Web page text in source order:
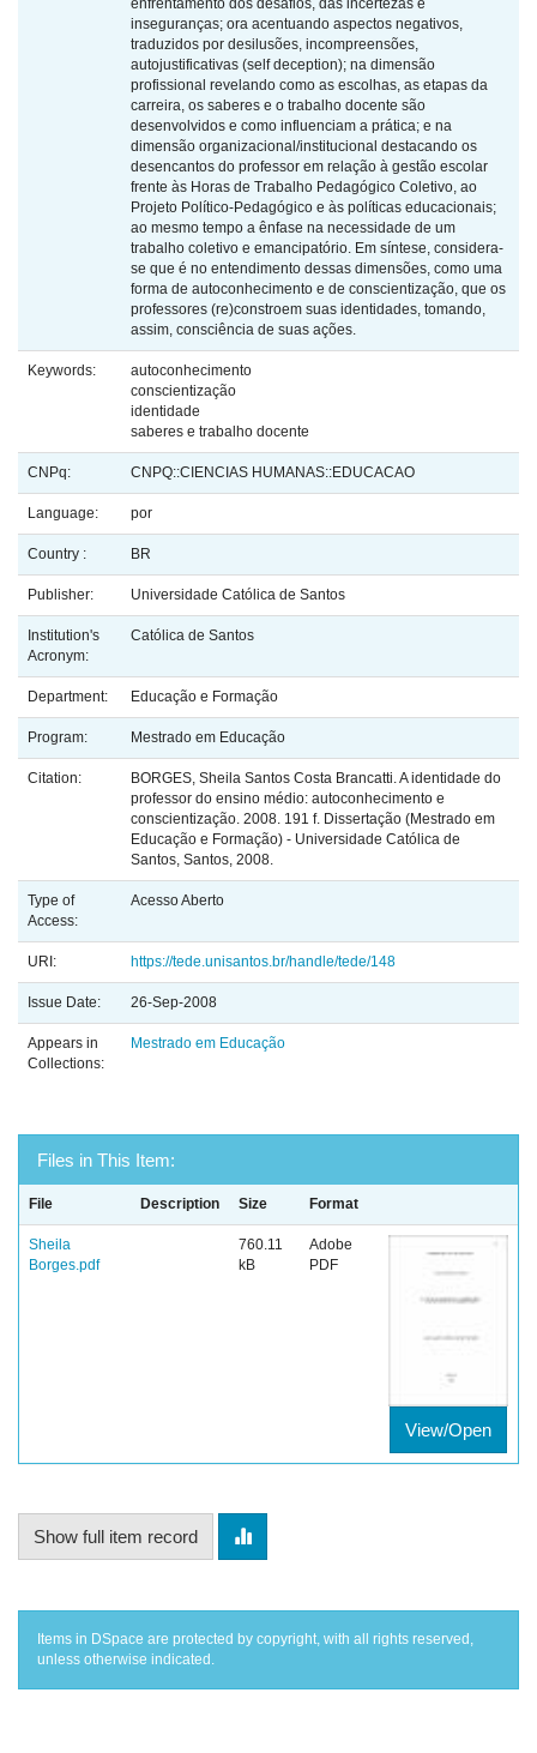
enfrentamento dos desafios, das incertezas e
inseguranças; ora acentuando aspectos negativos,
traduzidos por desilusões, incompreensões,
autojustificativas (self deception); na dimensão
profissional revelando como as escolhas, as etapas da
carreira, os saberes e o trabalho docente são
desenvolvidos e como influenciam a prática; e na
dimensão organizacional/institucional destacando os
desencantos do professor em relação à gestão escolar
frente às Horas de Trabalho Pedagógico Coletivo, ao
Projeto Político-Pedagógico e às políticas educacionais;
ao mesmo tempo a ênfase na necessidade de um
trabalho coletivo e emancipatório. Em síntese, considera-
se que é no entendimento dessas dimensões, como uma
forma de autoconhecimento e de conscientização, que os
professores (re)constroem suas identidades, tomando,
assim, consciência de suas ações.
Keywords:
autoconhecimento
conscientização
identidade
saberes e trabalho docente
CNPq: CNPQ::CIENCIAS HUMANAS::EDUCACAO
Language: por
Country : BR
Publisher: Universidade Católica de Santos
Institution's
Acronym:
Católica de Santos
Department: Educação e Formação
Program: Mestrado em Educação
Citation:
BORGES, Sheila Santos Costa Brancatti. A identidade do
professor do ensino médio: autoconhecimento e
conscientização. 2008. 191 f. Dissertação (Mestrado em
Educação e Formação) - Universidade Católica de
Santos, Santos, 2008.
Type of
Access:
Acesso Aberto
URI: https://tede.unisantos.br/handle/tede/148
Issue Date: 26-Sep-2008
Appears in
Collections:
Mestrado em Educação
Files in This Item:
File Description Size Format
Sheila
Borges.pdf
760.11
kB
Adobe
PDF
View/Open
Show full item record
Items in DSpace are protected by copyright, with all rights reserved,
unless otherwise indicated.